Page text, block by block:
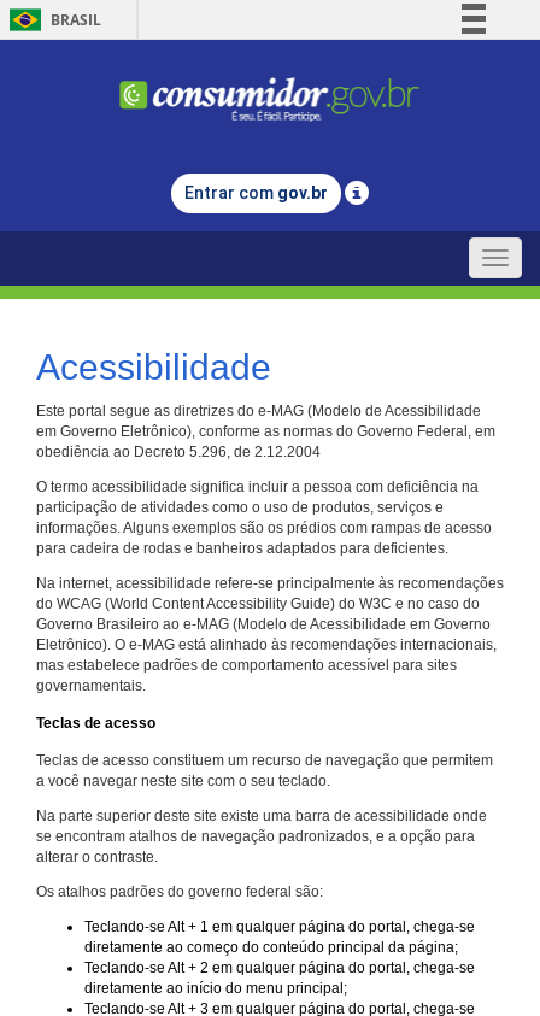
BRASIL
Comunica BR
Legislação
Entrar com gov.br
Toggle
Acessibilidade
Este portal segue as diretrizes do e-MAG (Modelo de Acessibilidade
em Governo Eletrônico), conforme as normas do Governo Federal, em
obediência ao Decreto 5.296, de 2.12.2004
O termo acessibilidade significa incluir a pessoa com deficiência na
participação de atividades como o uso de produtos, serviços e
informações. Alguns exemplos são os prédios com rampas de acesso
para cadeira de rodas e banheiros adaptados para deficientes.
Na internet, acessibilidade refere-se principalmente às recomendações
do WCAG (World Content Accessibility Guide) do W3C e no caso do
Governo Brasileiro ao e-MAG (Modelo de Acessibilidade em Governo
Eletrônico). O e-MAG está alinhado às recomendações internacionais,
mas estabelece padrões de comportamento acessível para sites
governamentais.
Teclas de acesso
Teclas de acesso constituem um recurso de navegação que permitem
a você navegar neste site com o seu teclado.
Na parte superior deste site existe uma barra de acessibilidade onde
se encontram atalhos de navegação padronizados, e a opção para
alterar o contraste.
Os atalhos padrões do governo federal são:
Teclando-se Alt + 1 em qualquer página do portal, chega-se
diretamente ao começo do conteúdo principal da página;
Teclando-se Alt + 2 em qualquer página do portal, chega-se
diretamente ao início do menu principal;
Teclando-se Alt + 3 em qualquer página do portal, chega-se